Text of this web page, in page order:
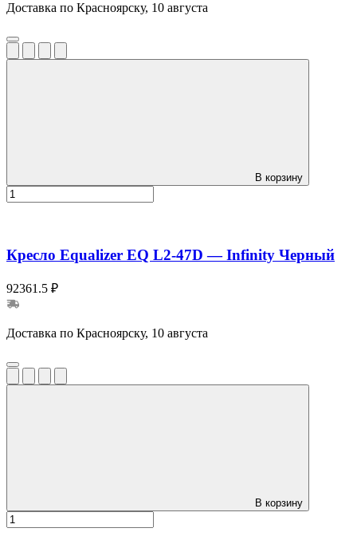
Доставка по Красноярску, 10 августа
В корзину
Кресло Equalizer EQ L2-47D — Infinity Черный
92361.5 ₽
Доставка по Красноярску, 10 августа
В корзину